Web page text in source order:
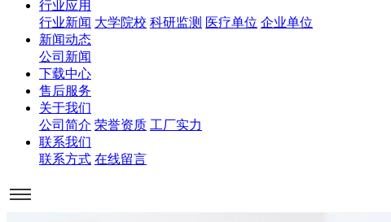
行业应用
行业新闻 大学院校 科研监测 医疗单位 企业单位
新闻动态
公司新闻
下载中心
售后服务
关于我们
公司简介 荣誉资质 工厂实力
联系我们
联系方式 在线留言